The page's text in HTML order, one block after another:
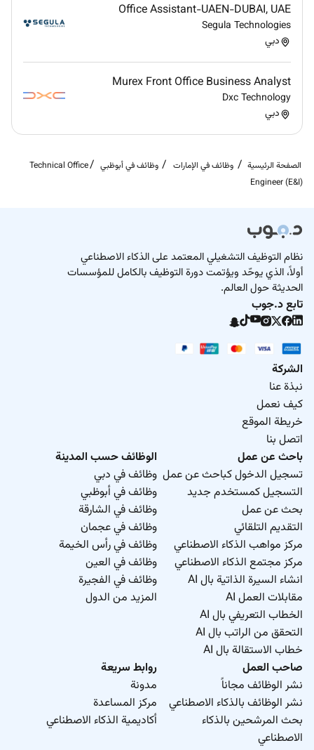
Office Assistant-UAEN-DUBAI, UAE
Segula Technologies
دبي
Murex Front Office Business Analyst
Dxc Technology
دبي
الصفحة الرئيسية وظائف في الإمارات وظائف في أبوظبي
Technical Office
Engineer (E&I)
نظام التوظيف التشغيلي المعتمد على الذكاء الاصطناعي
أولاً، الذي يوحّد ويؤتمت دورة التوظيف بالكامل للمؤسسات
الحديثة حول العالم.
تابع د.جوب
الشركة
نبذة عنا
كيف نعمل
خريطة الموقع
اتصل بنا
باحث عن عمل
تسجيل الدخول كباحث عن عمل
التسجيل كمستخدم جديد
بحث عن عمل
التقديم التلقائي
مركز مواهب الذكاء الاصطناعي
مركز مجتمع الذكاء الاصطناعي
انشاء السيرة الذاتية بال AI
مقابلات العمل AI
الخطاب التعريفي بال AI
التحقق من الراتب بال AI
خطاب الاستقالة بال AI
الوظائف حسب المدينة
وظائف في دبي
وظائف في أبوظبي
وظائف في الشارقة
وظائف في عجمان
وظائف في رأس الخيمة
وظائف في العين
وظائف في الفجيرة
المزيد من الدول
صاحب العمل
نشر الوظائف مجاناً
نشر الوظائف بالذكاء الاصطناعي
بحث المرشحين بالذكاء
الاصطناعي
روابط سريعة
مدونة
مركز المساعدة
أكاديمية الذكاء الاصطناعي